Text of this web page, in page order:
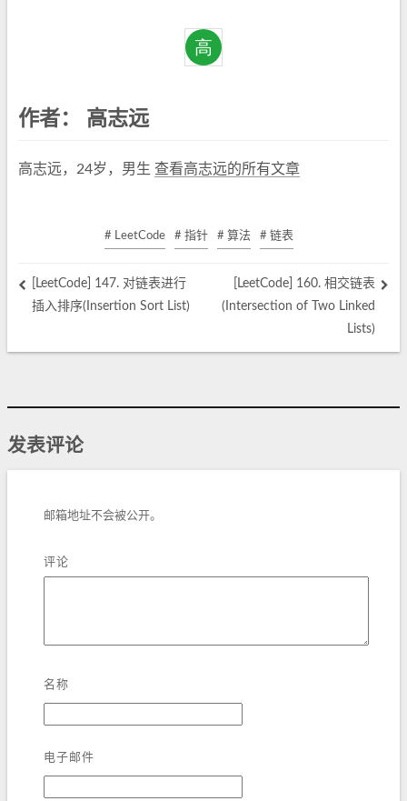
作者： 高志远
高志远，24岁，男生 查看高志远的所有文章
# LeetCode # 指针 # 算法 # 链表
[LeetCode] 147. 对链表进行
插入排序(Insertion Sort List)
[LeetCode] 160. 相交链表
(Intersection of Two Linked
Lists)
发表评论
邮箱地址不会被公开。
评论
名称
电子邮件